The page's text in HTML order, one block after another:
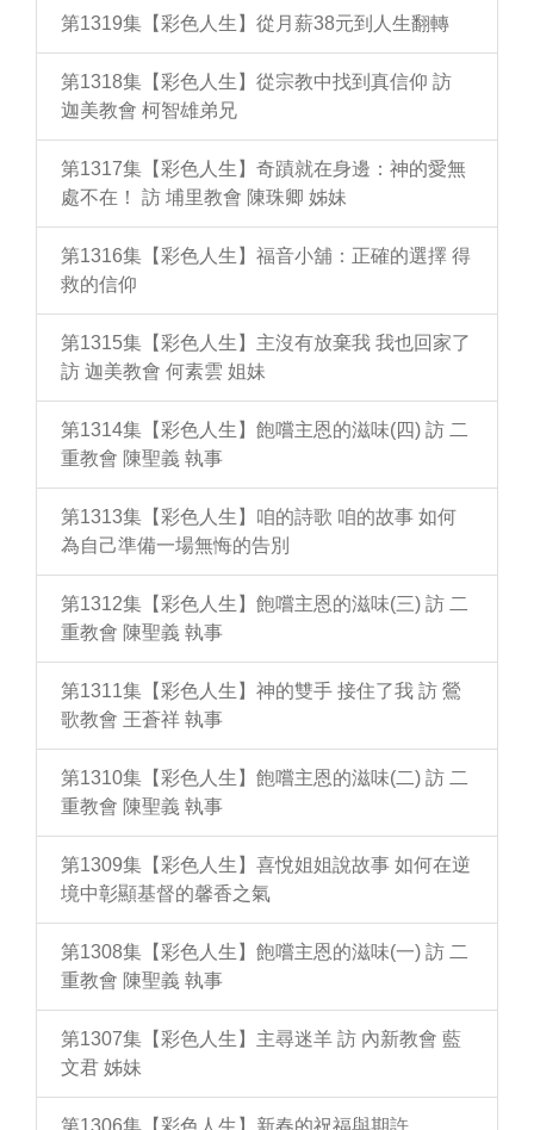
第1319集【彩色人生】從月薪38元到人生翻轉
第1318集【彩色人生】從宗教中找到真信仰 訪
迦美教會 柯智雄弟兄
第1317集【彩色人生】奇蹟就在身邊：神的愛無
處不在！ 訪 埔里教會 陳珠卿 姊妹
第1316集【彩色人生】福音小舖：正確的選擇 得
救的信仰
第1315集【彩色人生】主沒有放棄我 我也回家了
訪 迦美教會 何素雲 姐妹
第1314集【彩色人生】飽嚐主恩的滋味(四) 訪 二
重教會 陳聖義 執事
第1313集【彩色人生】咱的詩歌 咱的故事 如何
為自己準備一場無悔的告別
第1312集【彩色人生】飽嚐主恩的滋味(三) 訪 二
重教會 陳聖義 執事
第1311集【彩色人生】神的雙手 接住了我 訪 鶯
歌教會 王蒼祥 執事
第1310集【彩色人生】飽嚐主恩的滋味(二) 訪 二
重教會 陳聖義 執事
第1309集【彩色人生】喜悅姐姐說故事 如何在逆
境中彰顯基督的馨香之氣
第1308集【彩色人生】飽嚐主恩的滋味(一) 訪 二
重教會 陳聖義 執事
第1307集【彩色人生】主尋迷羊 訪 內新教會 藍
文君 姊妹
第1306集【彩色人生】新春的祝福與期許